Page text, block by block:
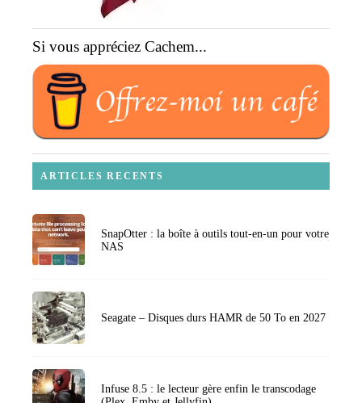
Si vous appréciez Cachem...
ARTICLES RECENTS
SnapOtter : la boîte à outils tout-en-un pour votre
NAS
Seagate – Disques durs HAMR de 50 To en 2027
Infuse 8.5 : le lecteur gère enfin le transcodage